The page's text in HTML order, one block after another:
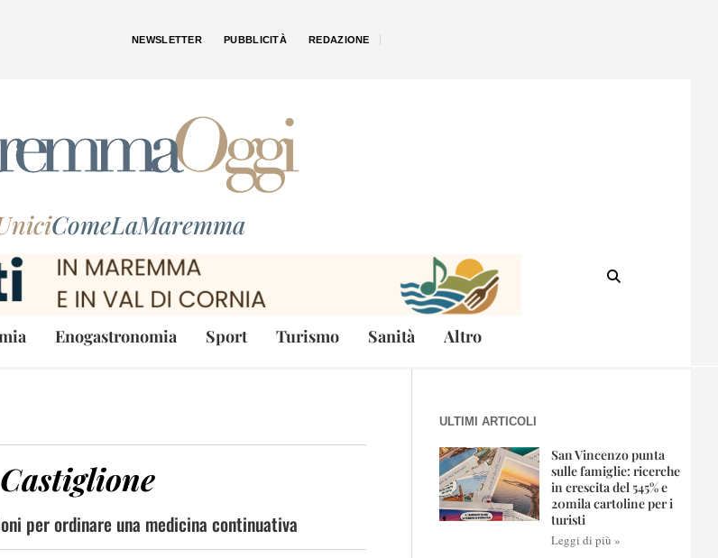
NEWSLETTER PUBBLICITÀ REDAZIONE
ComeLaMaremma
Enogastronomia Sport Turismo Sanità Altro
per ordinare una medicina continuativa
ULTIMI ARTICOLI
San Vincenzo punta
sulle famiglie: ricerche
in crescita del 545% e
20mila cartoline per i
turisti
Leggi di più »